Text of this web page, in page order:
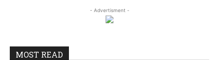
- Advertisment -
MOST READ